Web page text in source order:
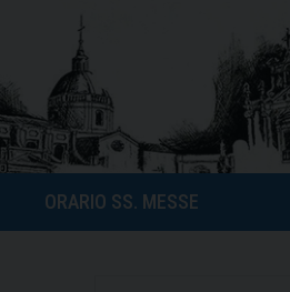
ORARIO SS. MESSE